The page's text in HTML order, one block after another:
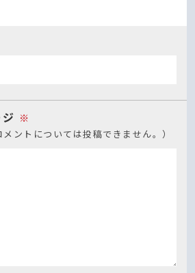
※
メントについては投稿できません。）